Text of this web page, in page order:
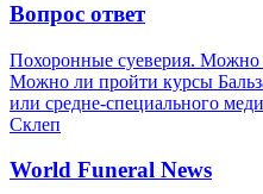
Вопрос ответ
Похоронные суеверия. Можно
Можно ли пройти курсы
или средне-специального
Склеп
World Funeral News